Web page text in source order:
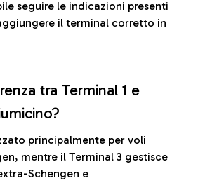
seguire le indicazioni presenti
il terminal corretto in
tra Terminal 1 e
principalmente per voli
mentre il Terminal 3 gestisce
Schengen e